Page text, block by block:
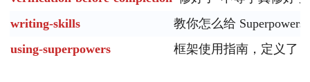
writing-skills
教你怎么给
using-superpowers
框架使用指南，定义了